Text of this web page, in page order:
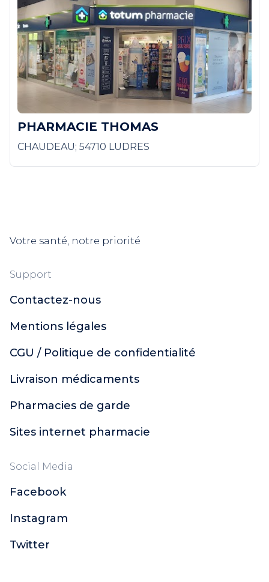
PHARMACIE THOMAS
CHAUDEAU; 54710 LUDRES
Votre santé, notre priorité
Support
Contactez-nous
Mentions légales
CGU / Politique de confidentialité
Livraison médicaments
Pharmacies de garde
Sites internet pharmacie
Social Media
Facebook
Instagram
Twitter